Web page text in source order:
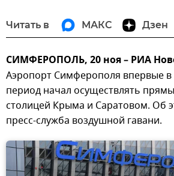
Читать в МАКС Дзен
СИМФЕРОПОЛЬ, 20 ноя – РИА
Аэропорт Симферополя впервые
период начал осуществлять
столицей Крыма и Саратовом. Об
пресс-служба воздушной гавани.